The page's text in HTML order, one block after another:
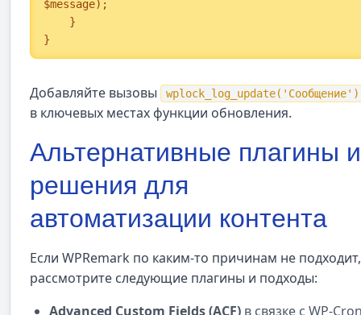
$message);
}
Добавляйте вызовы
в ключевых местах функции обновления.
Альтернативные плагины и
решения для
автоматизации контента
Если WPRemark по каким-то причинам не подходит,
рассмотрите следующие плагины и подходы:
Advanced Custom Fields (ACF) в связке с WP-